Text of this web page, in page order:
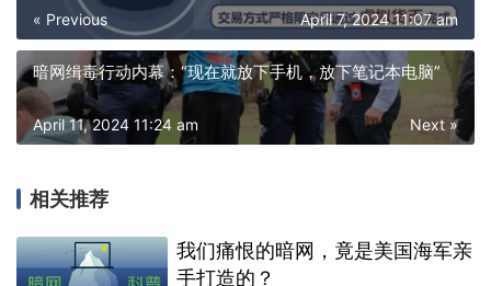
« Previous April 7, 2024 11:07 am
暗网缉毒行动内幕：“现在就放下手机，放下笔记本电脑”
Next »
April 11, 2024 11:24 am
相关推荐
我们痛恨的暗网，竟是美国海军亲
手打造的？